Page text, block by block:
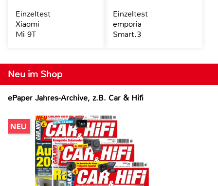
Neu im Shop
ePaper Jahres-Archive, z.B. Car & Hifi
Einzeltest
Xiaomi
Mi 9T
Einzeltest
emporia
Smart.3